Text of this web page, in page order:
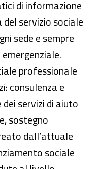
di informazione
del servizio sociale
sede e sempre
professionale
consulenza e
servizi di aiuto
sostegno
dall’attuale
sociale